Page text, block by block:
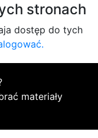
stronach
dostęp do tych
materiały